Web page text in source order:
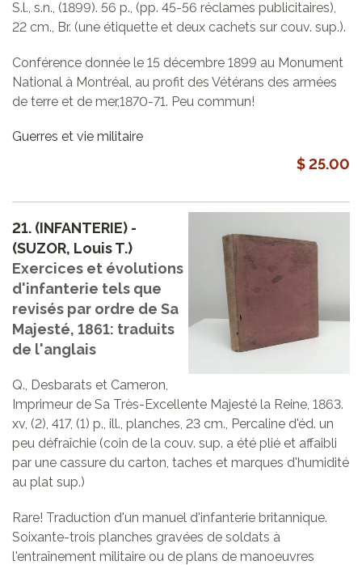
S.l., s.n., (1899). 56 p., (pp. 45-56 réclames publicitaires),
22 cm., Br. (une étiquette et deux cachets sur couv. sup.).
Conférence donnée le 15 décembre 1899 au Monument
National à Montréal, au profit des Vétérans des armées
de terre et de mer,1870-71. Peu commun!
Guerres et vie militaire
$ 25.00
21. (INFANTERIE) -
(SUZOR, Louis T.)
Exercices et évolutions
d'infanterie tels que
revisés par ordre de Sa
Majesté, 1861: traduits
de l'anglais
Q., Desbarats et Cameron,
Imprimeur de Sa Très-Excellente Majesté la Reine, 1863.
xv, (2), 417, (1) p., ill., planches, 23 cm., Percaline d'éd. un
peu défraîchie (coin de la couv. sup. a été plié et affaibli
par une cassure du carton, taches et marques d'humidité
au plat sup.)
Rare! Traduction d'un manuel d'infanterie britannique.
Soixante-trois planches gravées de soldats à
l'entraînement militaire ou de plans de manoeuvres